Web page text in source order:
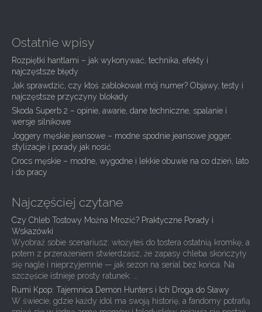
a
v
i
g
a
t
i
o
n
Ostatnie wpisy
Rozpiętki hantlami – jak wykonywać, technika, efekty i
najczęstsze błędy
Jak sprawdzić, czy ktoś zablokował mój numer? Objawy, testy i
najczęstsze przyczyny blokady
Skoda Superb 2 – opinie, awarie, dane techniczne, spalanie i
wersje silnikowe
Joggery męskie jeansowe – modne spodnie jeansowe jogger,
stylizacje i porady jak nosić
Crocs męskie – modne, wygodne i lekkie obuwie na co dzień, lato
i do pracy
Najczęściej czytane
Czy Chleb Tostowy Można Mrozić? Praktyczne Porady i
Wskazówki
Wyobraź sobie scenariusz: włożyłeś do tostera ostatnią kromkę, a
potem z przerażeniem stwierdzasz, że zapasy chleba skończyły
się nagle i nieprzyjemnie — jak sezon na serial bez końca. Na
szczęście istnieje prosty ratunek: …
Rumi Kpop: Tajemnica Demon Hunters i Ich Droga do Sławy
W świecie, gdzie każdy idol ma swoją historię, a fandomy potrafią